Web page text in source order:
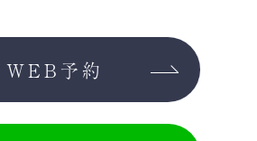
WEB予約